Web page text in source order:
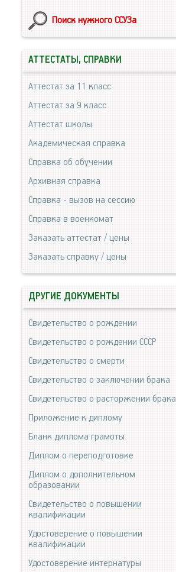
Поиск нужного ССУЗа
АТТЕСТАТЫ, СПРАВКИ
Аттестат за 11 класс
Аттестат за 9 класс
Аттестат школы
Академическая справка
Справка об обучении
Архивная справка
Справка - вызов на сессию
Справка в военкомат
Заказать аттестат / цены
Заказать справку / цены
ДРУГИЕ ДОКУМЕНТЫ
Свидетельство о рождении
Свидетельство о рождении СССР
Свидетельство о смерти
Свидетельство о заключении брака
Свидетельство о расторжении брака
Приложение к диплому
Бланк диплома грамоты
Диплом о переподготовке
Диплом о дополнительном
образовании
Свидетельство о повышении
квалификации
Удостоверение о повышении
квалификации
Удостоверение интернатуры